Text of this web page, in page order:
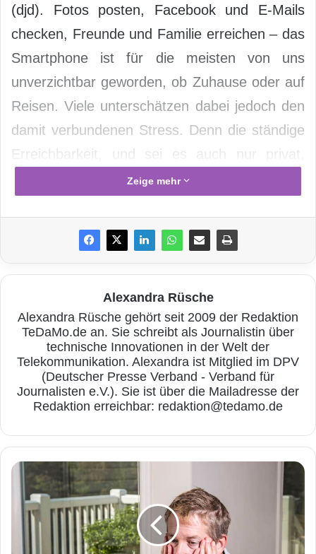
(djd). Fotos posten, Facebook und E-Mails
checken, Freunde und Familie erreichen – das
Smartphone ist für die meisten von uns
unverzichtbar geworden, ob Zuhause oder auf
Reisen. Viele unterschätzen dabei jedoch den
damit verbundenen Stress. Denn die ständige
Erreichbarkeit, und sei es auch nur privat,
lässt wenig Luft, einmal richtig auszuspannen.
auch der Trend zur digitalen Entgiftung – auf
Englisch Digital Detox. Ziel ist es, die Nutzung
des Smartphones im Alltag einzuschränken,
sich weniger ablenken zu lassen und wieder
verstärkt anderen Aktivitäten nachzugehen.
Was erst einmal leicht klingt, erfordert häufig
viel Selbstdisziplin und Willenskraft, denn das
Smartphone ist für viele ein
Smartphone selbst bietet eine Reihe von
Möglichkeiten, um die Nutzung beinahe
automatisch einzuschränken. Celina Kranich,
Expertin bei derComputerhilfeder Telekom,
Zeige mehr
Alexandra Rüsche
Alexandra Rüsche gehört seit 2009 der Redaktion
TeDaMo.de an. Sie schreibt als Journalistin über
technische Innovationen in der Welt der
Telekommunikation. Alexandra ist Mitglied im DPV
(Deutscher Presse Verband - Verband für
Journalisten e.V.). Sie ist über die Mailadresse der
Redaktion erreichbar: redaktion@tedamo.de
D